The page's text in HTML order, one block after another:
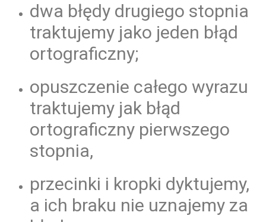
dwa błędy drugiego stopnia
traktujemy jako jeden błąd
ortograficzny;
opuszczenie całego wyrazu
traktujemy jak błąd
ortograficzny pierwszego
stopnia,
przecinki i kropki dyktujemy,
a ich braku nie uznajemy za